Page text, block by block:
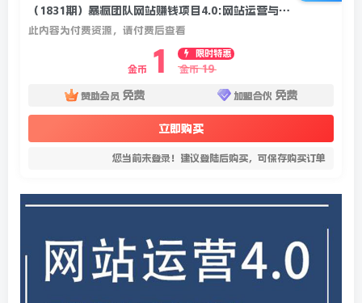
（1831期）暴疯团队网站赚钱项目4.0:网站运营与盈利，实现流量与盈利自动化的赚钱之路
此内容为付费资源，请付费后查看
金币 1
限时特惠
金币 19
赞助会员 免费 加盟合伙 免费
立即购买
您当前未登录！建议登陆后购买，可保存购买订单